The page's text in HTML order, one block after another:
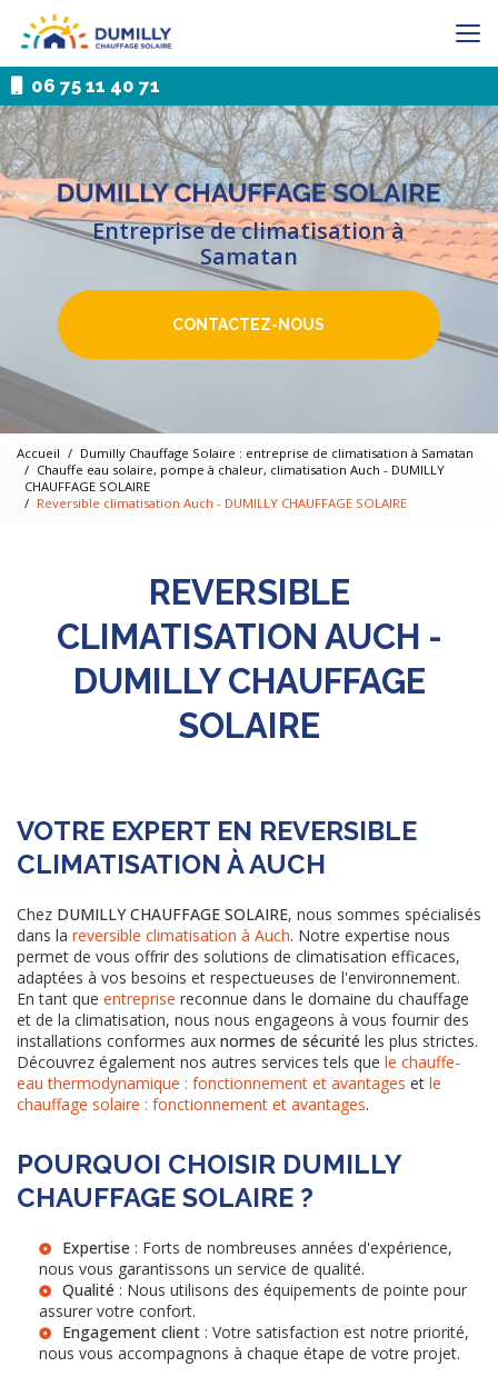
contenu
principal
06 75 11 40 71
Entreprise de climatisation à
Samatan
CONTACTEZ-NOUS
Accueil
Dumilly Chauffage Solaire : entreprise de climatisation à Samatan
Chauffe eau solaire, pompe à chaleur, climatisation Auch - DUMILLY
CHAUFFAGE SOLAIRE
Reversible climatisation Auch - DUMILLY CHAUFFAGE SOLAIRE
REVERSIBLE
CLIMATISATION AUCH -
DUMILLY CHAUFFAGE
SOLAIRE
VOTRE EXPERT EN REVERSIBLE
CLIMATISATION À AUCH
Chez DUMILLY CHAUFFAGE SOLAIRE, nous sommes spécialisés
dans la reversible climatisation à Auch. Notre expertise nous
permet de vous offrir des solutions de climatisation efficaces,
adaptées à vos besoins et respectueuses de l'environnement.
En tant que entreprise reconnue dans le domaine du chauffage
et de la climatisation, nous nous engageons à vous fournir des
installations conformes aux normes de sécurité les plus strictes.
Découvrez également nos autres services tels que le chauffe-
eau thermodynamique : fonctionnement et avantages et le
chauffage solaire : fonctionnement et avantages.
POURQUOI CHOISIR DUMILLY
CHAUFFAGE SOLAIRE ?
Expertise : Forts de nombreuses années d'expérience,
nous vous garantissons un service de qualité.
Qualité : Nous utilisons des équipements de pointe pour
assurer votre confort.
Engagement client : Votre satisfaction est notre priorité,
nous vous accompagnons à chaque étape de votre projet.